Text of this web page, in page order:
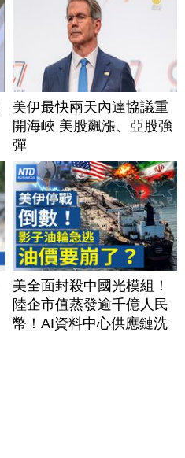
美伊最快兩天內達協議重
開海峽 美股飆漲、亞股強
彈
美全面封殺中國光模組！
陸企市值蒸發逾千億人民
幣！AI資料中心供應鏈洗